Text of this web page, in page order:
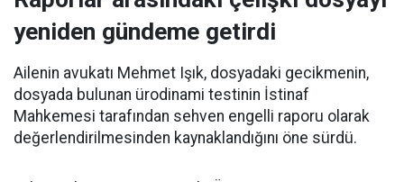
yeniden gündeme getirdi
Ailenin avukatı Mehmet Işık, dosyadaki gecikmenin,
dosyada bulunan ürodinami testinin İstinaf
Mahkemesi tarafından sehven engelli raporu olarak
değerlendirilmesinden kaynaklandığını öne sürdü.